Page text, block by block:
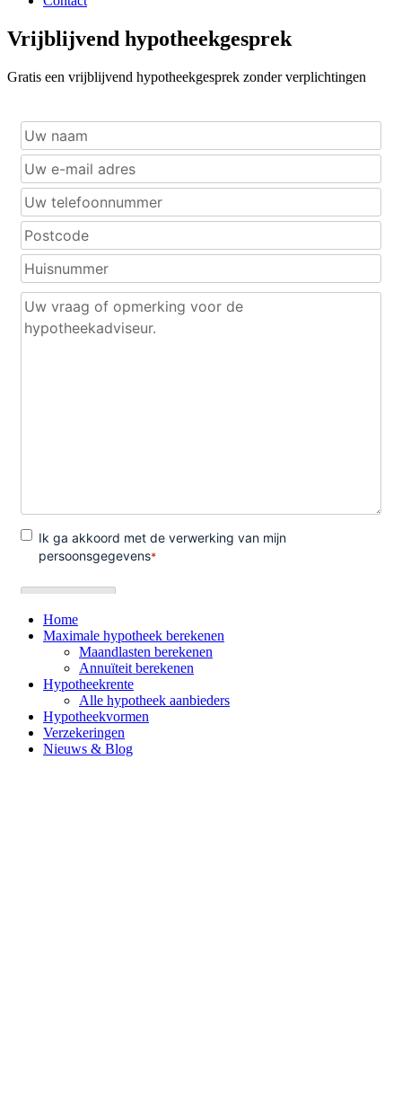
Vrijblijvend hypotheekgesprek
Gratis een vrijblijvend hypotheekgesprek zonder verplichtingen
Home
Maximale hypotheek berekenen
Maandlasten berekenen
Annuïteit berekenen
Hypotheekrente
Alle hypotheek aanbieders
Hypotheekvormen
Verzekeringen
Nieuws & Blog